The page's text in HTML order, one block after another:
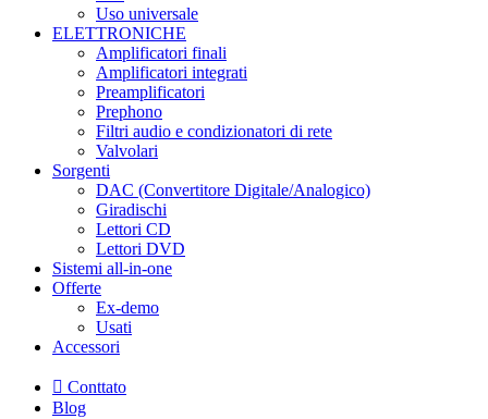
Uso universale
ELETTRONICHE
Amplificatori finali
Amplificatori integrati
Preamplificatori
Prephono
Filtri audio e condizionatori di rete
Valvolari
Sorgenti
DAC (Convertitore Digitale/Analogico)
Giradischi
Lettori CD
Lettori DVD
Sistemi all-in-one
Offerte
Ex-demo
Usati
Accessori
Conttato
Blog